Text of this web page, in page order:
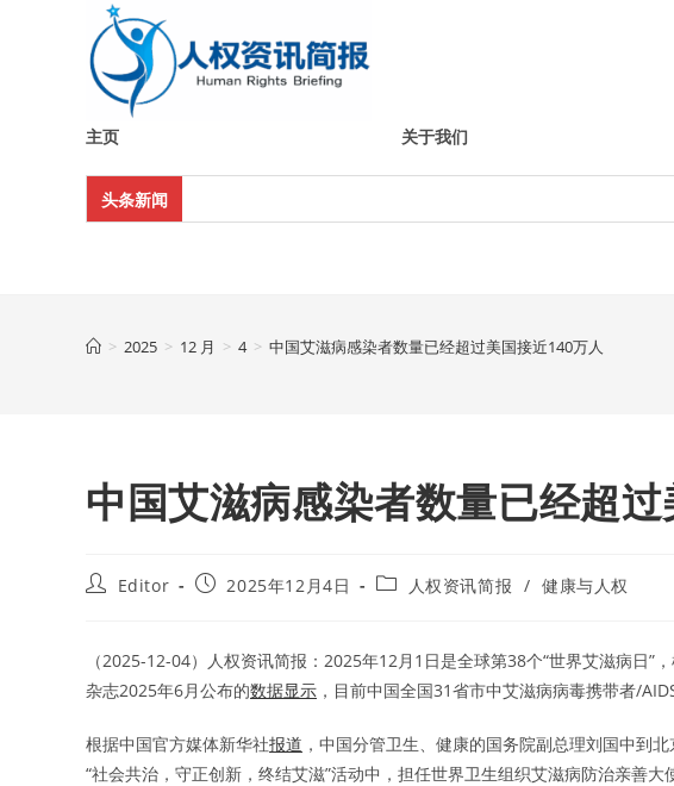
主页 关于我们
头条新闻
> 2025 > 12 月 > 4 > 中国艾滋病感染者数量已经超过美国接近140万人
中国艾滋病感染者数量已经超
PostEditor
Post2025年12月4日
Post 人权资讯简报 / 健康与人权
（2025-12-04）人权资讯简报：2025年12月1日是全球第38个“世界艾滋病日”
杂志2025年6月公布的数据显示 ，目前中国全国31省市中艾滋病病毒携带者/
根据中国官方媒体新华社报道 ，中国分管卫生、健康的国务院副总理刘国中到
“社会共治，守正创新，终结艾滋”活动中，担任世界卫生组织艾滋病防治亲善